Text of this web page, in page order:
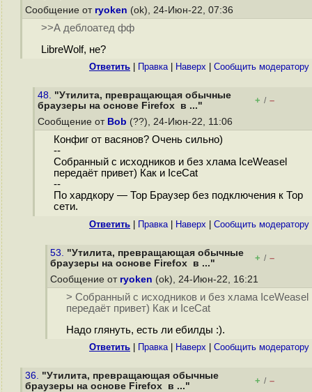
Сообщение от ryoken (ok), 24-Июн-22, 07:36
>>А деблоатед фф
LibreWolf, не?
Ответить Правка| Наверх Cообщить модератору
48. "Утилита, превращающая обычные
браузеры на основе Firefox в ..."
+ / –
Сообщение от Bob (??), 24-Июн-22, 11:06
Конфиг от васянов? Очень сильно)
--
Собранный с исходников и без хлама IceWeasel
передаёт привет) Как и IceCat
--
По хардкору — Тор Браузер без подключения к Тор
сети.
Ответить Правка| Наверх Cообщить модератору
53. "Утилита, превращающая обычные
браузеры на основе Firefox в ..."
+ / –
Сообщение от ryoken (ok), 24-Июн-22, 16:21
> Собранный с исходников и без хлама IceWeasel
передаёт привет) Как и IceCat
Надо глянуть, есть ли ебилды :).
Ответить Правка| Наверх Cообщить модератору
36. "Утилита, превращающая обычные
браузеры на основе Firefox в ..."
+ / –